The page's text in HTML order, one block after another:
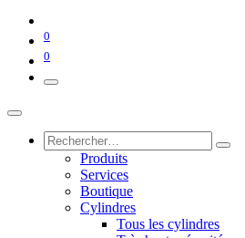
0
0
Produits
Services
Boutique
Cylindres
Tous les cylindres